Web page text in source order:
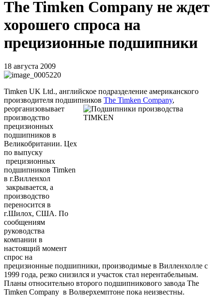
The Timken Company не ждет
хорошего спроса на
прецизионные подшипники
18 августа 2009
Timken UK Ltd., английское подразделение американского
производителя подшипников The Timken Company,
реорганизовывает
производство
прецизионных
подшипников в
Великобритании. Цех
по выпуску
прецизионных
подшипников Timken
в г.Вилленхол
закрывается, а
производство
переносится в
г.Шилох, США. По
сообщениям
руководства
компании в
настоящий момент
спрос на
прецизионные подшипники, производимые в Вилленхолле с
1999 года, резко снизился и участок стал нерентабельным.
Планы относительно второго подшипникового завода The
Timken Company в Волверхемптоне пока неизвестны.